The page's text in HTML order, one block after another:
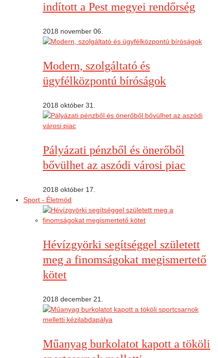
indított a Pest megyei rendőrség
2018 november 06.
Modern, szolgáltató és
ügyfélközpontú bíróságok
2018 október 31.
Pályázati pénzből és önerőből
bővülhet az aszódi városi piac
2018 október 17.
Sport - Életmód
Hévízgyörki segítséggel született
meg a finomságokat megismertető
kötet
2018 december 21.
Műanyag burkolatot kapott a tököli